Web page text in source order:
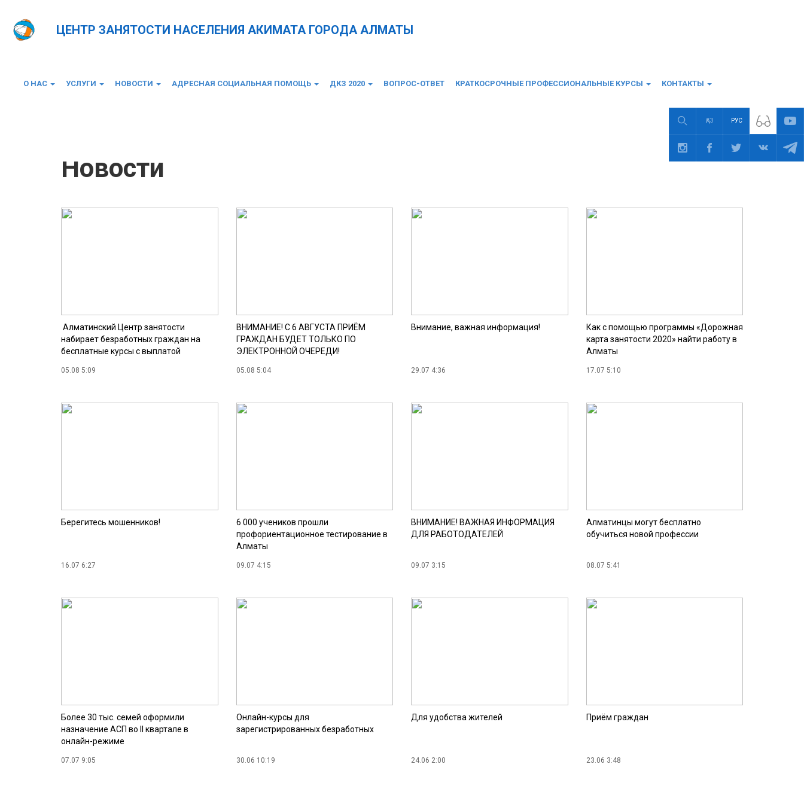
ЦЕНТР ЗАНЯТОСТИ НАСЕЛЕНИЯ АКИМАТА ГОРОДА АЛМАТЫ
О НАС УСЛУГИ НОВОСТИ АДРЕСНАЯ СОЦИАЛЬНАЯ ПОМОЩЬ ДКЗ 2020 ВОПРОС-ОТВЕТ КРАТКОСРОЧНЫЕ ПРОФЕССИОНАЛЬНЫЕ КУРСЫ КОНТАКТЫ
ҚАЗ РУС
Новости
Алматинский Центр занятости
набирает безработных граждан на
бесплатные курсы с выплатой
05.08 5:09
ВНИМАНИЕ! С 6 АВГУСТА ПРИЁМ
ГРАЖДАН БУДЕТ ТОЛЬКО ПО
ЭЛЕКТРОННОЙ ОЧЕРЕДИ!
05.08 5:04
Внимание, важная информация!
29.07 4:36
Как с помощью программы «Дорожная
карта занятости 2020» найти работу в
Алматы
17.07 5:10
Берегитесь мошенников!
16.07 6:27
6 000 учеников прошли
профориентационное тестирование в
Алматы
09.07 4:15
ВНИМАНИЕ! ВАЖНАЯ ИНФОРМАЦИЯ
ДЛЯ РАБОТОДАТЕЛЕЙ
09.07 3:15
Алматинцы могут бесплатно
обучиться новой профессии
08.07 5:41
Более 30 тыс. семей оформили
назначение АСП во II квартале в
онлайн-режиме
07.07 9:05
Онлайн-курсы для
зарегистрированных безработных
30.06 10:19
Для удобства жителей
24.06 2:00
Приём граждан
23.06 3:48